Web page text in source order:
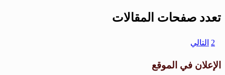
تعدد صفحات المقالات
2 التالي
الإعلان في الموقع